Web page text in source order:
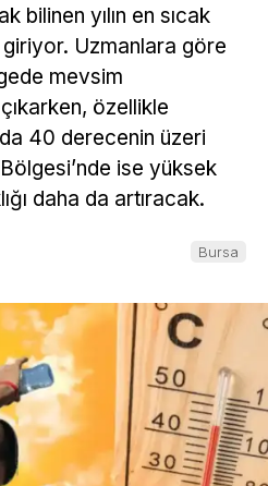
bilinen yılın en sıcak
Uzmanlara göre
mevsim
özellikle
40 derecenin üzeri
ise yüksek
daha da artıracak.
Bursa